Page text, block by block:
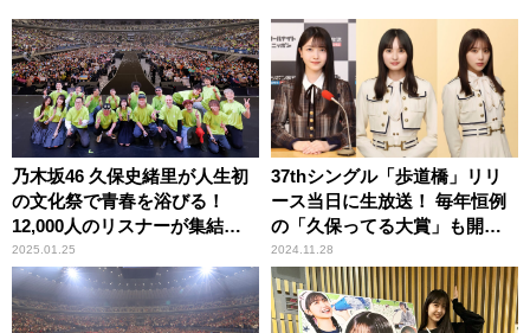
乃木坂46 久保史緒里が人生初
の文化祭で青春を浴びる！
12,000人のリスナーが集結
『乃木坂46のオールナイトニ
ッポン presents 久保史緒里の
青春文化祭 in 横浜アリーナ』
2025.01.25
37thシングル「歩道橋」リリ
ース当日に生放送！ 毎年恒例
の「久保ってる大賞」も開
催！ 『乃木坂46のオールナイ
トニッポン』
2024.11.28